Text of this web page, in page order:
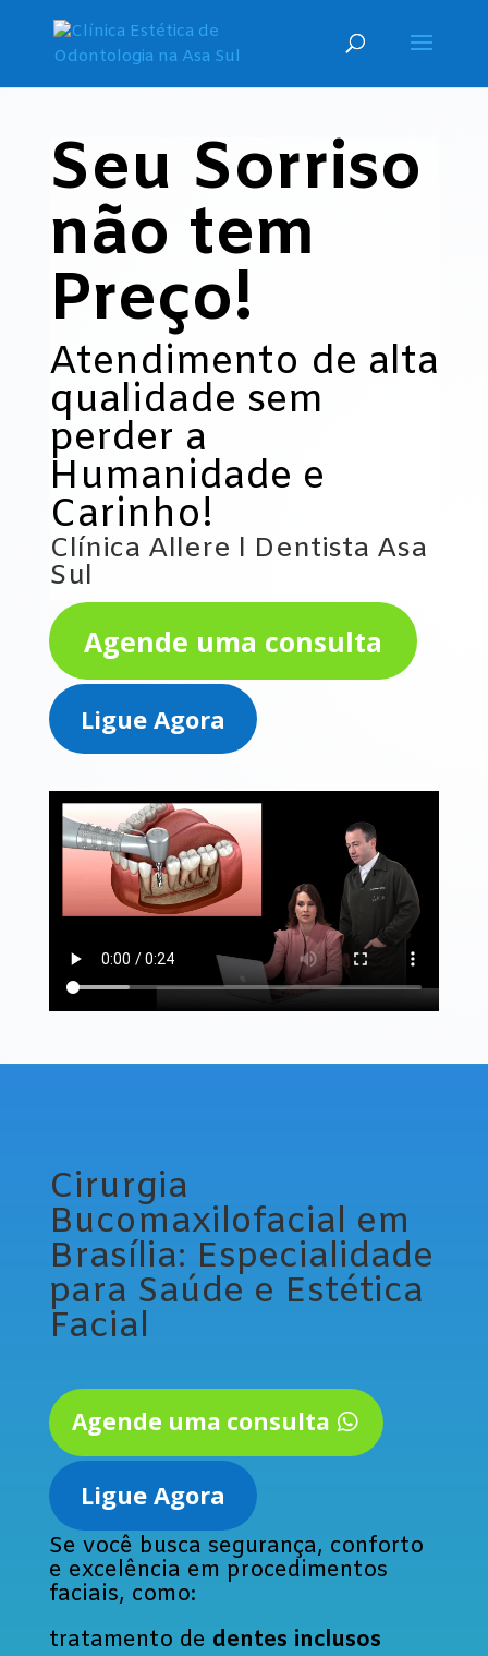
Seu Sorriso
não tem
Preço!
Atendimento de alta
qualidade sem
perder a
Humanidade e
Carinho!
Clínica Allere l Dentista Asa
Sul
Agende uma consulta
Ligue Agora
Cirurgia
Bucomaxilofacial em
Brasília: Especialidade
para Saúde e Estética
Facial
Agende uma consulta
Ligue Agora
Se você busca segurança, conforto
e excelência em procedimentos
faciais, como:
tratamento de dentes inclusos